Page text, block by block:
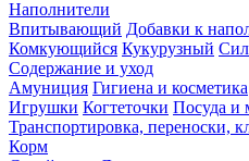
Наполнители
Впитывающий Добавки к
Комкующийся Кукурузный
Содержание и уход
Амуниция Гигиена и косметика
Игрушки Когтеточки Посуда и
Транспортировка, переноски,
Корм